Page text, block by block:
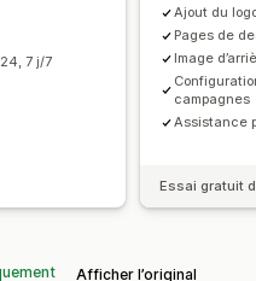
7 j/7
Ajout du
Pages de
Image
campagnes
Assistance
Essai gratuit
Afficher l’original